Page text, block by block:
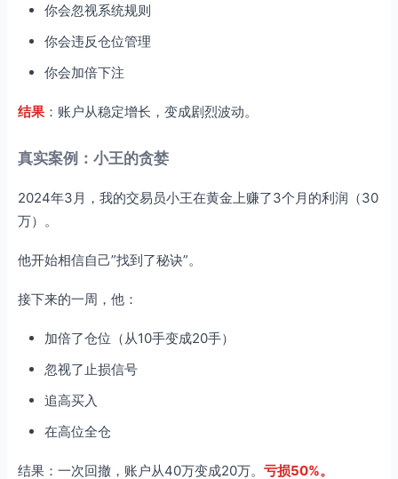
你会忽视系统规则
你会违反仓位管理
你会加倍下注
结果 ：账户从稳定增长，变成剧烈波动。
真实案例：小王的贪婪
2024年3月，我的交易员小王在黄金上赚了3个月的利润（30
万）。
他开始相信自己”找到了秘诀”。
接下来的一周，他：
加倍了仓位（从10手变成20手）
忽视了止损信号
追高买入
在高位全仓
结果：一次回撤，账户从40万变成20万。 亏损50%。